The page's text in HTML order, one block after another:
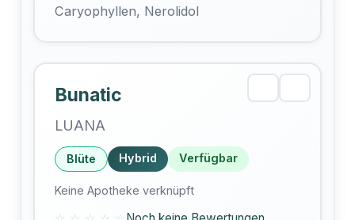
Caryophyllen, Nerolidol
Bunatic
LUANA
Blüte Hybrid Verfügbar
Keine Apotheke verknüpft